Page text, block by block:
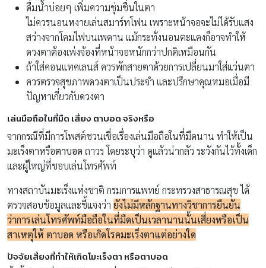
ดื่มน้ำบ่อยๆ เพิ่มความชุ่มชื่นในตา
ไม่ควรนอนหงายเล่นสมาร์ทโฟน เพราะหน้าจอจะไม่ได้รับแสง
สว่างจากโคมไฟบนเพดาน แม้กระทั่งนอนตะแคงก็อาจทำให้
ดวงตาต้องเพ่งจ้องที่หน้าจอหนักกว่าปกติเหมือนกัน
ถ้าใส่คอนแทคเลนส์ ควรพักสายตาด้วยการเปลี่ยนมาใส่แว่นตา
ควรตรวจสุขภาพดวงตาเป็นประจำ และปรึกษาคุณหมอเมื่อมี
ปัญหาเกี่ยวกับดวงตา
เล่นมือถือในที่มืด เสี่ยง ตาบอด จริงหรือ
จากกรณีที่มีการโพสต์ชวนเชื่อเรื่องเล่นมือถือในที่มืดนาน ทำให้เป็น
มะเร็งตาหรือตาบอด ถาวร โดยระบุว่า ดูแล้วน่ากลัว ระวังกันไว้ทั้งเด็ก
และผู้ใหญ่ที่ชอบเล่นโทรศัพท์
ทางสถาบันมะเร็งแห่งชาติ กรมการแพทย์ กระทรวงสาธารณสุข ได้
ตรวจสอบข้อมูลและชี้แจงว่า ยังไม่มีหลักฐานทางวิชาการยืนยัน
ว่าการเล่นโทรศัพท์มือถือในที่มืดเป็นเวลานานนั้นเสี่ยงหรือเป็น
สาเหตุให้ ตาบอด หรือเกิดโรคมะเร็งตาแต่อย่างใด
ปัจจัยเสี่ยงที่ทำให้เกิดโมะเร็งตา หรือตาบอด